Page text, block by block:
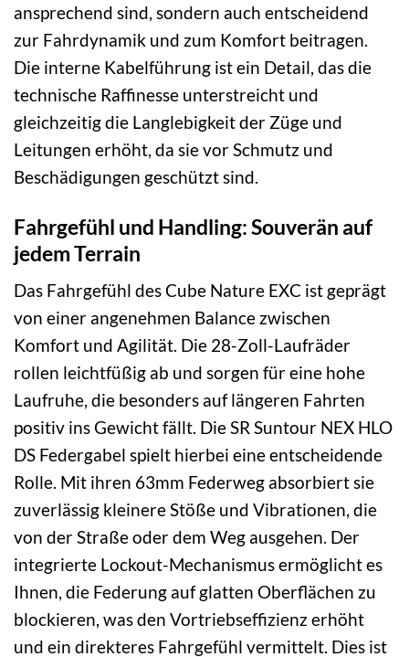
ansprechend sind, sondern auch entscheidend
zur Fahrdynamik und zum Komfort beitragen.
Die interne Kabelführung ist ein Detail, das die
technische Raffinesse unterstreicht und
gleichzeitig die Langlebigkeit der Züge und
Leitungen erhöht, da sie vor Schmutz und
Beschädigungen geschützt sind.
Fahrgefühl und Handling: Souverän auf
jedem Terrain
Das Fahrgefühl des Cube Nature EXC ist geprägt
von einer angenehmen Balance zwischen
Komfort und Agilität. Die 28-Zoll-Laufräder
rollen leichtfüßig ab und sorgen für eine hohe
Laufruhe, die besonders auf längeren Fahrten
positiv ins Gewicht fällt. Die SR Suntour NEX HLO
DS Federgabel spielt hierbei eine entscheidende
Rolle. Mit ihren 63mm Federweg absorbiert sie
zuverlässig kleinere Stöße und Vibrationen, die
von der Straße oder dem Weg ausgehen. Der
integrierte Lockout-Mechanismus ermöglicht es
Ihnen, die Federung auf glatten Oberflächen zu
blockieren, was den Vortriebseffizienz erhöht
und ein direkteres Fahrgefühl vermittelt. Dies ist